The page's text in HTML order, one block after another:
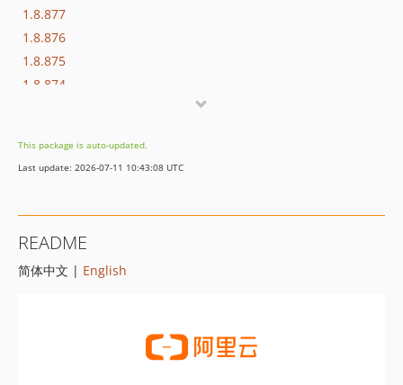
1.8.877
1.8.876
1.8.875
1.8.874
1.8.869
1.8.852
1.8.849
1.8.848
This package is auto-updated.
Last update: 2026-07-11 10:43:08 UTC
README
简体中文 | English